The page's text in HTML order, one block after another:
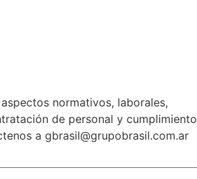
normativos, laborales,
de personal y cumplimiento
a gbrasil@grupobrasil.com.ar